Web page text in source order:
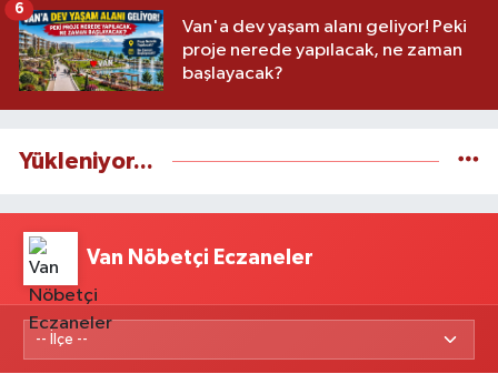
Van'a dev yaşam alanı geliyor! Peki
proje nerede yapılacak, ne zaman
başlayacak?
6
Yükleniyor...
Van Nöbetçi Eczaneler